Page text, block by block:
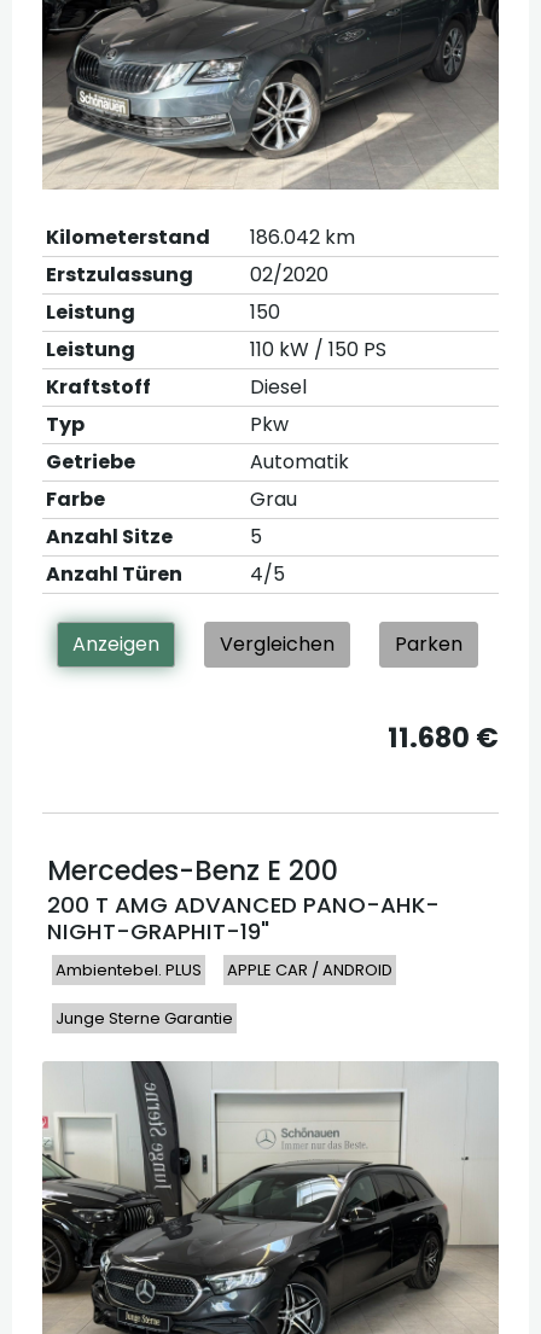
Kilometerstand
186.042 km
Erstzulassung
02/2020
Leistung
150
Leistung
110 kW / 150 PS
Kraftstoff
Diesel
Typ
Pkw
Getriebe
Automatik
Farbe
Grau
Anzahl Sitze
5
Anzahl Türen
4/5
Anzeigen Vergleichen Parken
11.680 €
Mercedes-Benz E 200
200 T AMG ADVANCED PANO-AHK-
NIGHT-GRAPHIT-19"
Ambientebel. PLUS APPLE CAR / ANDROID
Junge Sterne Garantie